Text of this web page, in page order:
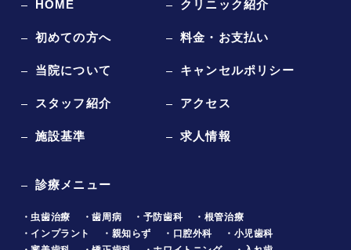
HOME
初めての方へ
当院について
スタッフ紹介
施設基準
クリニック紹介
料金・お支払い
キャンセルポリシー
アクセス
求人情報
診療メニュー
・虫歯治療 ・歯周病 ・予防歯科
・根管治療
・インプラント
・親知らず ・口腔外科
・小児歯科